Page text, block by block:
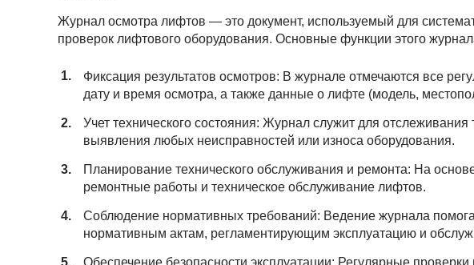
Журнал осмотра лифтов — это документ, используемый для
проверок лифтового оборудования. Основные функции этого
Фиксация результатов осмотров: В журнале отмечаются все
дату и время осмотра, а также данные о лифте (модель,
Учет технического состояния: Журнал служит для отслеживания
выявления любых неисправностей или износа оборудования.
Планирование технического обслуживания и ремонта: На
ремонтные работы и техническое обслуживание лифтов.
Соблюдение нормативных требований: Ведение журнала
нормативным актам, регламентирующим эксплуатацию и
Обеспечение безопасности эксплуатации: Регулярные